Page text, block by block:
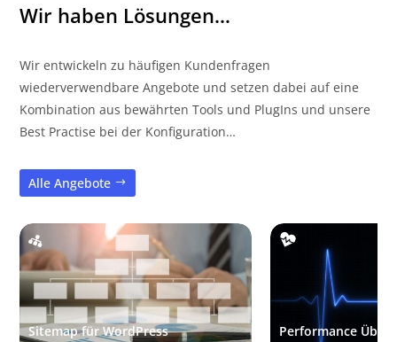
Wir haben Lösungen…
Wir entwickeln zu häufigen Kundenfragen
wiederverwendbare Angebote und setzen dabei auf eine
Kombination aus bewährten Tools und PlugIns und unsere
Best Practise bei der Konfiguration…
Alle Angebote
Sitemap für WordPress Performance